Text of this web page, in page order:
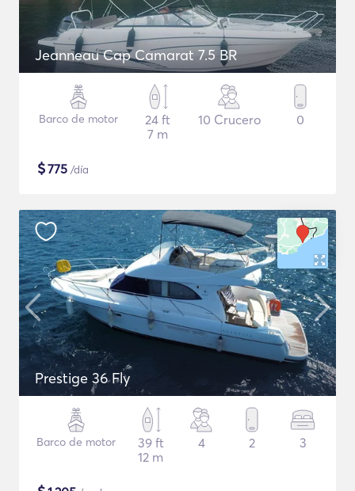
Jeanneau Cap Camarat 7.5 BR
Barco de motor
24 ft
7 m
10 Crucero 0
$775 /día
Prestige 36 Fly
Barco de motor
39 ft
12 m
4 2 3